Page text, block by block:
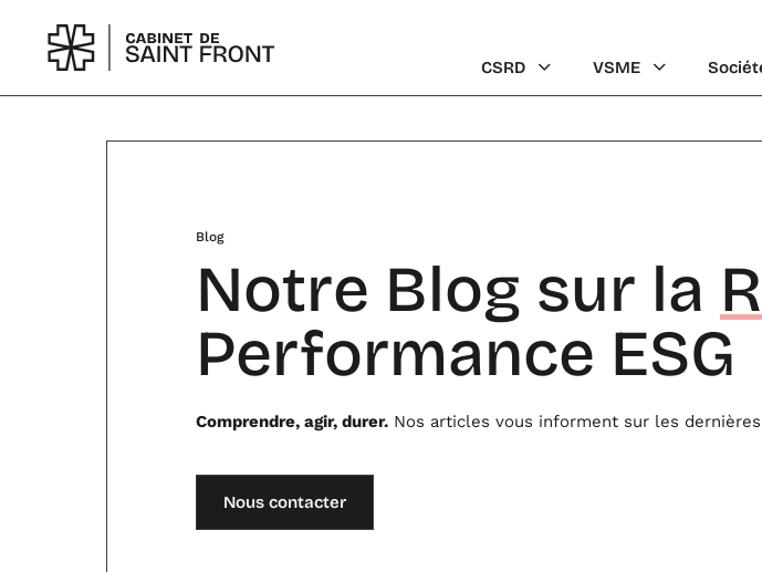
contenu
CSRD Ouvrir CSRD
VSME Ouvrir VSME
Blog
Notre Blog sur la
Performance ESG
Comprendre, agir, durer. Nos articles vous informent sur les
Nous contacter